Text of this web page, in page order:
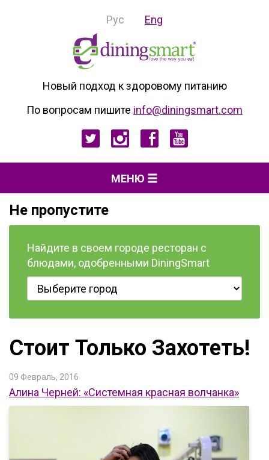
Рус Eng
Новый подход к здоровому питанию
По вопросам пишите info@diningsmart.com
МЕНЮ
Не пропустите
Найдите в своем городе ресторан с
блюдами, одобренными DiningSmart
Стоит Только Захотеть!
09 Февраль, 2016
Алина Черней: «Системная красная волчанка»